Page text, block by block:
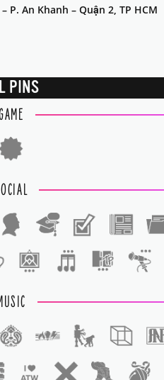
An Khanh – Quận 2, TP HCM
PINS